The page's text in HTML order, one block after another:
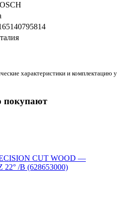
характеристики и комплектацию у
покупают
CUT WOOD —
/B (628653000)